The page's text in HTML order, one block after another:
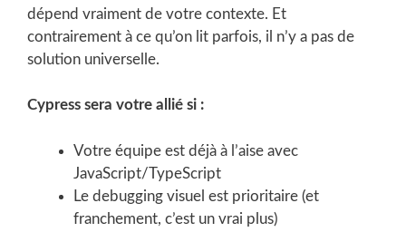
dépend vraiment de votre contexte. Et
contrairement à ce qu’on lit parfois, il n’y a pas de
solution universelle.
Cypress sera votre allié si :
Votre équipe est déjà à l’aise avec
JavaScript/TypeScript
Le debugging visuel est prioritaire (et
franchement, c’est un vrai plus)